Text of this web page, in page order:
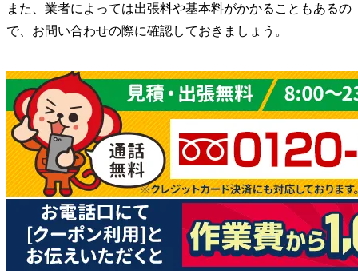
また、業者によっては出張料や基本料がかかることもあるの
で、お問い合わせの際に確認しておきましょう。